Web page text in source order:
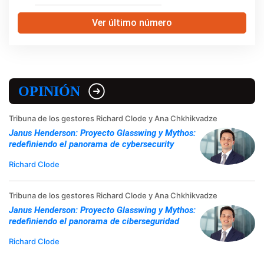
Ver último número
OPINIÓN
Tribuna de los gestores Richard Clode y Ana Chkhikvadze
Janus Henderson: Proyecto Glasswing y Mythos:
redefiniendo el panorama de cybersecurity
Richard Clode
Tribuna de los gestores Richard Clode y Ana Chkhikvadze
Janus Henderson: Proyecto Glasswing y Mythos:
redefiniendo el panorama de ciberseguridad
Richard Clode